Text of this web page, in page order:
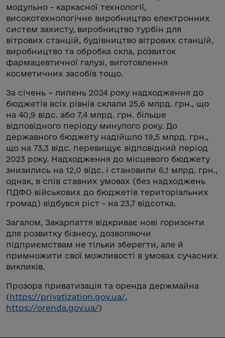
модульно - каркасної технології,
високотехнологічне виробництво електронних
систем захисту, виробництво турбін для
вітрових станцій, будівництво вітрових станцій,
виробництво та обробка скла, розвиток
фармацевтичної галузі, виготовлення
косметичних засобів тощо.
За січень – липень 2024 року надходження до
бюджетів всіх рівнів склали 25,6 млрд. грн., що
на 40,9 відс. або 7,4 млрд. грн. більше
відповідного періоду минулого року. До
державного бюджету надійшло 19,5 млрд. грн.,
що на 73,3 відс. перевищує відповідний період
2023 року. Надходження до місцевого бюджету
знизились на 12,0 відс. і становили 6,1 млрд. грн.,
однак, в спів ставних умовах (без надходжень
ПДФО військових до бюджетів територіальних
громад) відбувся ріст - на 23,7 відсотка.
Загалом, Закарпаття відкриває нові горизонти
для розвитку бізнесу, дозволяючи
підприємствам не тільки зберегти, але й
примножити свої можливості в умовах сучасних
викликів.
Прозора приватизація та оренда держмайна
(https://privatization.gov.ua/,
https://orenda.gov.ua/)